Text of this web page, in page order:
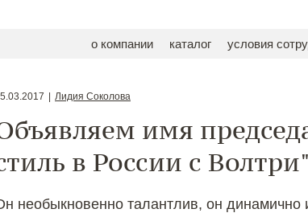
о компании каталог условия
Лидия Соколова
имя
в России с Волтри"
необыкновенно талантлив, он динамично